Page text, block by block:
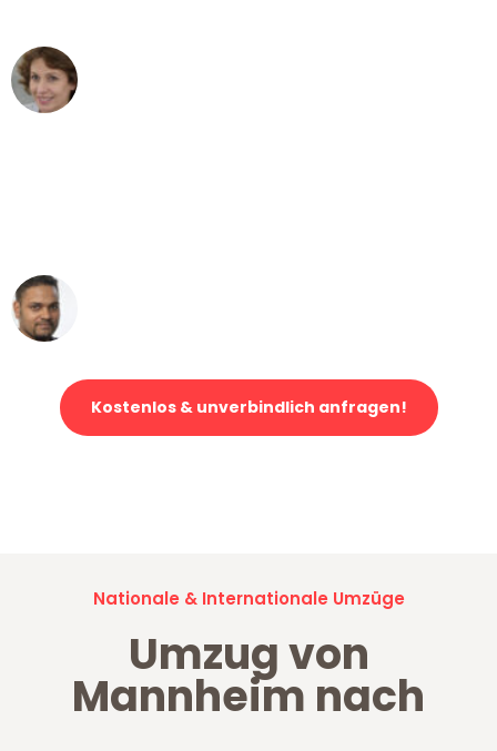
Kostenlos & unverbindlich anfragen!
Nationale & Internationale Umzüge
Umzug von
Mannheim nach